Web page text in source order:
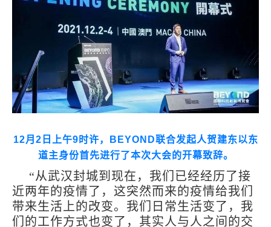
12月 2 日上午9 时许， BEYOND联合发起人贺建东以东
道主身份首先进行了本次大会的开幕致辞。
“从武汉封城到现在，我们已经经历了接
近两年的疫情了，这突然而来的疫情给我们
带来生活上的改变。我们日常生活变了，我
们的工作方式也变了，其实人与人之间的交